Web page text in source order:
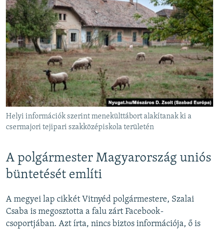
Helyi információk szerint menekülttábort alakítanak ki a
csermajori tejipari szakközépiskola területén
A polgármester Magyarország uniós
büntetését említi
A megyei lap cikkét Vitnyéd polgármestere, Szalai
Csaba is megosztotta a falu zárt Facebook-
csoportjában. Azt írta, nincs biztos információja, ő is